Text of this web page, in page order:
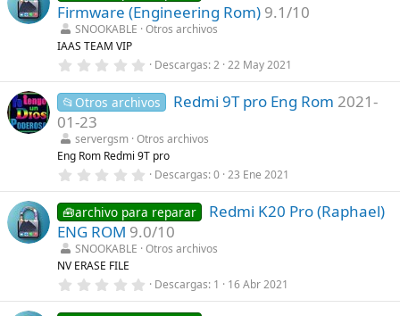
s
)
s
t
l
a
(
s
Firmware (Engineering Rom) 9.1/10
SNOOKABLE
Otros archivos
IAAS TEAM VIP
0
0
e
t
r
e
l
a
(
s
)
Descargas 2 22 May 2021
📂Otros archivos Redmi 9T pro Eng Rom 2021-
01-23
servergsm Otros archivos
Eng Rom Redmi 9T pro
0
0
e
s
t
l
a
Descargas 0 23 Ene 2021
🧰archivo para reparar
Redmi K20 Pro (Raphael)
ENG ROM 9.0/10
SNOOKABLE
Otros archivos
NV ERASE FILE
0 Descargas 1 16 Abr 2021